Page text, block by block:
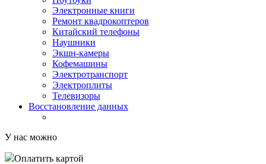
Электронные книги
Ремонт квадрокоптеров
Китайский телефоны
Наушники
Экшн-камеры
Кофемашины
Электротранспорт
Электроплиты
Телевизоры
Восстановление данных
У нас можно
Оплатить картой